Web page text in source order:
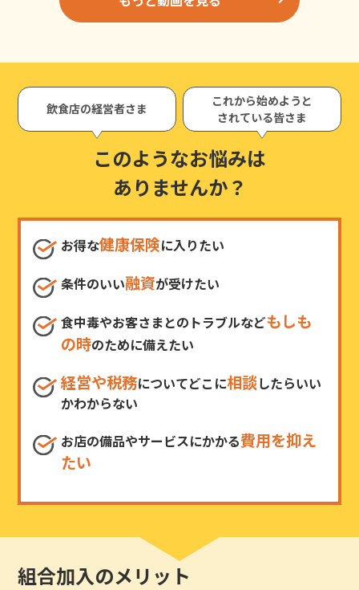
飲食店の経営者さま
これから始めようと
されている皆さま
このようなお悩みは
ありませんか？
お得な健康保険に入りたい
条件のいい融資が受けたい
食中毒やお客さまとのトラブルなどもしも
の時のために備えたい
経営や税務についてどこに相談したらいい
かわからない
お店の備品やサービスにかかる費用を抑え
たい
組合加入のメリット